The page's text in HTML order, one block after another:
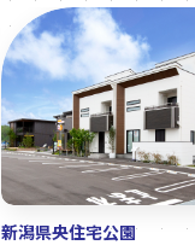
新潟県央住宅公園